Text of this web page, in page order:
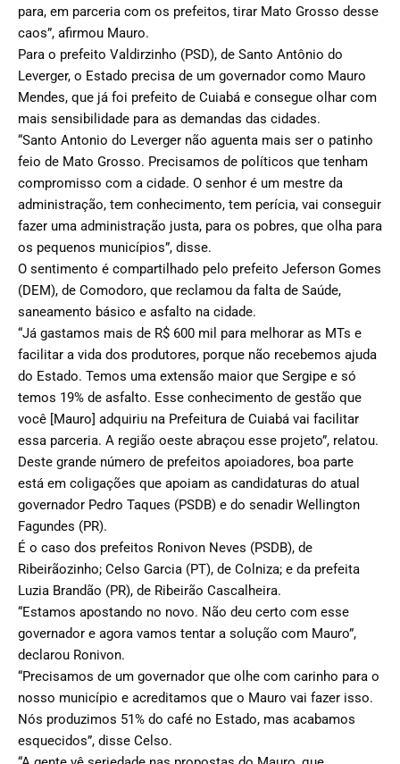
para, em parceria com os prefeitos, tirar Mato Grosso desse
caos”, afirmou Mauro.
Para o prefeito Valdirzinho (PSD), de Santo Antônio do
Leverger, o Estado precisa de um governador como Mauro
Mendes, que já foi prefeito de Cuiabá e consegue olhar com
mais sensibilidade para as demandas das cidades.
“Santo Antonio do Leverger não aguenta mais ser o patinho
feio de Mato Grosso. Precisamos de políticos que tenham
compromisso com a cidade. O senhor é um mestre da
administração, tem conhecimento, tem perícia, vai conseguir
fazer uma administração justa, para os pobres, que olha para
os pequenos municípios”, disse.
O sentimento é compartilhado pelo prefeito Jeferson Gomes
(DEM), de Comodoro, que reclamou da falta de Saúde,
saneamento básico e asfalto na cidade.
“Já gastamos mais de R$ 600 mil para melhorar as MTs e
facilitar a vida dos produtores, porque não recebemos ajuda
do Estado. Temos uma extensão maior que Sergipe e só
temos 19% de asfalto. Esse conhecimento de gestão que
você [Mauro] adquiriu na Prefeitura de Cuiabá vai facilitar
essa parceria. A região oeste abraçou esse projeto”, relatou.
Deste grande número de prefeitos apoiadores, boa parte
está em coligações que apoiam as candidaturas do atual
governador Pedro Taques (PSDB) e do senadir Wellington
Fagundes (PR).
É o caso dos prefeitos Ronivon Neves (PSDB), de
Ribeirãozinho; Celso Garcia (PT), de Colniza; e da prefeita
Luzia Brandão (PR), de Ribeirão Cascalheira.
“Estamos apostando no novo. Não deu certo com esse
governador e agora vamos tentar a solução com Mauro”,
declarou Ronivon.
“Precisamos de um governador que olhe com carinho para o
nosso município e acreditamos que o Mauro vai fazer isso.
Nós produzimos 51% do café no Estado, mas acabamos
esquecidos”, disse Celso.